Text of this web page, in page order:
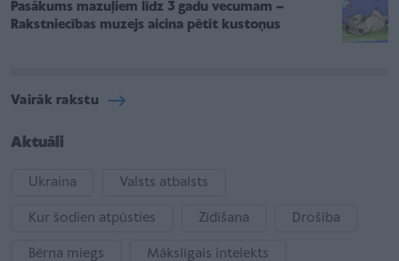
Pasākums mazuļiem līdz 3 gadu vecumam –
Rakstniecības muzejs aicina pētīt kustoņus
Vairāk rakstu
Aktuāli
Ukraina Valsts atbalsts
Kur šodien atpūsties Zīdīšana Drošība
Bērna miegs Mākslīgais intelekts